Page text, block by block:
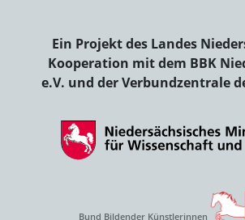
Ein Projekt des Landes
Kooperation mit dem BBK
e.V. und der Verbundzentrale
Bund Bildender Künstlerinnen